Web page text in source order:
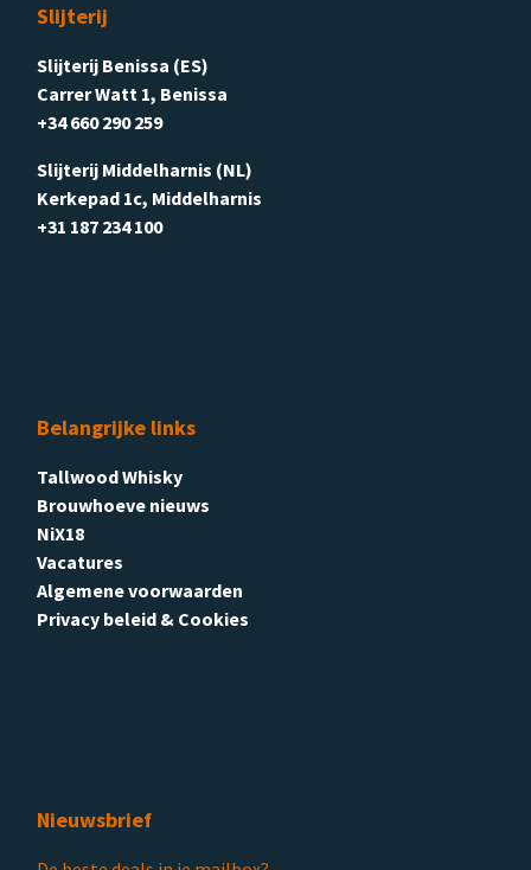
Slijterij
Slijterij Benissa (ES)
Carrer Watt 1, Benissa
+34 660 290 259
Slijterij Middelharnis (NL)
Kerkepad 1c, Middelharnis
+31 187 234 100
Belangrijke links
Tallwood Whisky
Brouwhoeve nieuws
NiX18
Vacatures
Algemene voorwaarden
Privacy beleid & Cookies
Nieuwsbrief